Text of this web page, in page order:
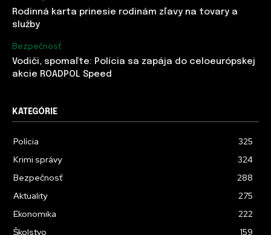
Rodinná karta prinesie rodinám zľavy na tovary a
služby
Bezpečnosť
Vodiči, spomaľte: Polícia sa zapája do celoeurópskej
akcie ROADPOL Speed
KATEGÓRIE
Polícia
325
Krimi správy
324
Bezpečnosť
288
Aktuality
275
Ekonomika
222
Školstvo
159